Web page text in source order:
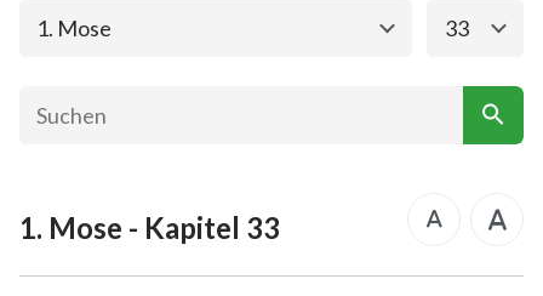
1. Mose
5. Mose
1.Samuel
1. Chronik
Esra Nehemia
33
1. Mose - Kapitel 33